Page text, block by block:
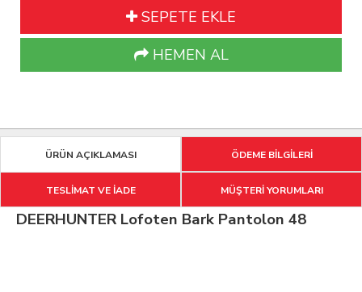
SEPETE EKLE
HEMEN AL
ÜRÜN AÇIKLAMASI ÖDEME BİLGİLERİ
TESLİMAT VE İADE MÜŞTERİ YORUMLARI
DEERHUNTER Lofoten Bark Pantolon 48